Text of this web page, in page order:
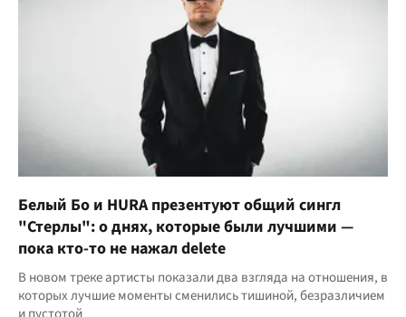
Белый Бо и HURA презентуют общий сингл
"Стерлы": о днях, которые были лучшими —
пока кто-то не нажал delete
В новом треке артисты показали два взгляда на отношения, в
которых лучшие моменты сменились тишиной, безразличием